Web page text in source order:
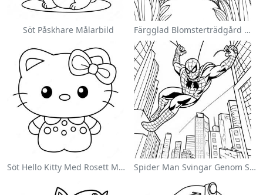
Söt Påskhare Målarbild Färgglad Blomsterträdgård Målarbild
Söt Hello Kitty Med Rosett Målarbild Spider Man Svingar Genom Staden Målarbild